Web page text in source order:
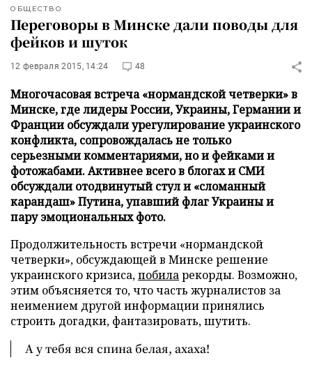
ОБЩЕСТВО
Переговоры в Минске дали поводы для
фейков и шуток
12 февраля 2015, 14:24 48
Многочасовая встреча «нормандской четверки» в
Минске, где лидеры России, Украины, Германии и
Франции обсуждали урегулирование украинского
конфликта, сопровождалась не только
серьезными комментариями, но и фейками и
фотожабами. Активнее всего в блогах и СМИ
обсуждали отодвинутый стул и «сломанный
карандаш» Путина, упавший флаг Украины и
пару эмоциональных фото.
Продолжительность встречи «нормандской
четверки», обсуждающей в Минске решение
украинского кризиса,побиларекорды. Возможно,
этим объясняется то, что часть журналистов за
неимением другой информации принялись
строить догадки, фантазировать, шутить.
А у тебя вся спина белая, ахаха!